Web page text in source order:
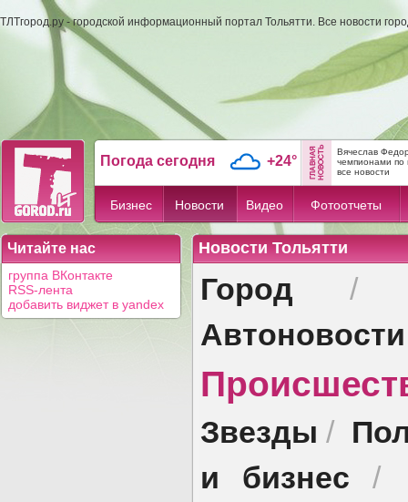
ТЛТгород.ру - городской информационный портал Тольятти. Все новости
Погода сегодня +24°
Вячеслав
чемпионами по
все новости
Бизнес Новости Видео Фотоотчеты
Читайте нас
группа ВКонтакте
RSS-лента
добавить виджет в yandex
Новости Тольятти
Город
Автоновости
Звезды /
и бизнес /